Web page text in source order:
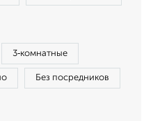
3‑комнатные
Без посредников